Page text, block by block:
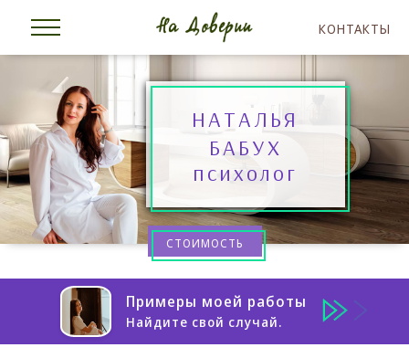
КОНТАКТЫ
НАТАЛЬЯ
БАБУХ
психолог
СТОИМОСТЬ
Примеры моей работы
Найдите свой случай.